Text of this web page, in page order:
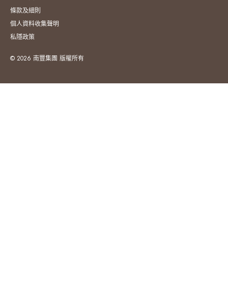
條款及細則
個人資料收集聲明
私隱政策
© 2026 南豐集團 版權所有